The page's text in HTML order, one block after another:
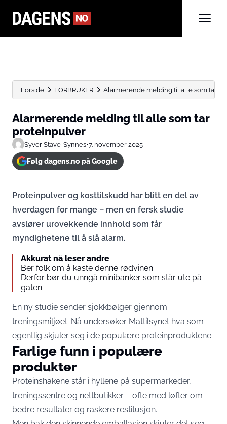
Forside FORBRUKER Alarmerende melding til alle som tar
Alarmerende melding til alle som tar
proteinpulver
Syver Stave-Synnes•7. november 2025
Følg dagens.no på Google
Proteinpulver og kosttilskudd har blitt en del av
hverdagen for mange – men en fersk studie
avslører urovekkende innhold som får
myndighetene til å slå alarm.
Akkurat nå leser andre
Ber folk om å kaste denne rødvinen
Derfor bør du unngå minibanker som står ute på
gaten
En ny studie sender sjokkbølger gjennom
treningsmiljøet. Nå undersøker Mattilsynet hva som
egentlig skjuler seg i de populære proteinproduktene.
Farlige funn i populære
produkter
Proteinshakene står i hyllene på supermarkeder,
treningssentre og nettbutikker – ofte med løfter om
bedre resultater og raskere restitusjon.